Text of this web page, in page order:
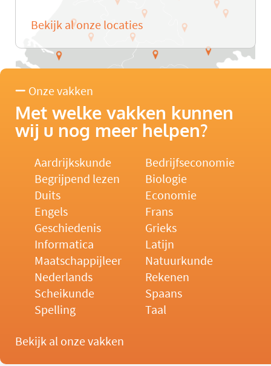
Bekijk al onze locaties
Onze vakken
Met welke vakken kunnen
wij u nog meer helpen?
Aardrijkskunde
Bedrijfseconomie
Begrijpend lezen
Biologie
Duits
Economie
Engels
Frans
Geschiedenis
Grieks
Informatica
Latijn
Maatschappijleer
Natuurkunde
Nederlands
Rekenen
Scheikunde
Spaans
Spelling
Taal
Bekijk al onze vakken